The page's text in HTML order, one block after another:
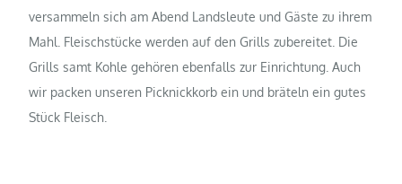
versammeln sich am Abend Landsleute und Gäste zu ihrem
Mahl. Fleischstücke werden auf den Grills zubereitet. Die
Grills samt Kohle gehören ebenfalls zur Einrichtung. Auch
wir packen unseren Picknickkorb ein und bräteln ein gutes
Stück Fleisch.